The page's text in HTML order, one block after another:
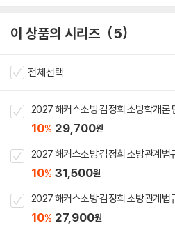
이 상품의 시리즈 5
전체선택
2027 해커스소방 김정희 소방학개론
10% 29,700원
2027 해커스소방 김정희 소방관계법
10% 31,500원
2027 해커스소방 김정희 소방관계법
10% 27,900원